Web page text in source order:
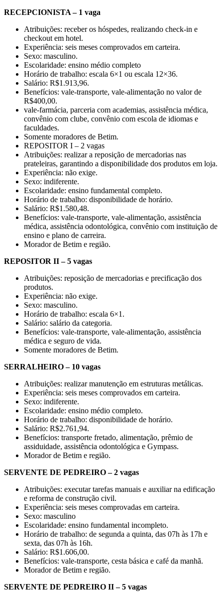
RECEPCIONISTA – 1 vaga
Atribuições: receber os hóspedes, realizando check-in e
checkout em hotel.
Experiência: seis meses comprovados em carteira.
Sexo: masculino.
Escolaridade: ensino médio completo
Horário de trabalho: escala 6×1 ou escala 12×36.
Salário: R$1.913,96.
Benefícios: vale-transporte, vale-alimentação no valor de
R$400,00.
vale-farmácia, parceria com academias, assistência médica,
convênio com clube, convênio com escola de idiomas e
faculdades.
Somente moradores de Betim.
REPOSITOR I – 2 vagas
Atribuições: realizar a reposição de mercadorias nas
prateleiras, garantindo a disponibilidade dos produtos em loja.
Experiência: não exige.
Sexo: indiferente.
Escolaridade: ensino fundamental completo.
Horário de trabalho: disponibilidade de horário.
Salário: R$1.580,48.
Benefícios: vale-transporte, vale-alimentação, assistência
médica, assistência odontológica, convênio com instituição de
ensino e plano de carreira.
Morador de Betim e região.
REPOSITOR II – 5 vagas
Atribuições: reposição de mercadorias e precificação dos
produtos.
Experiência: não exige.
Sexo: masculino.
Horário de trabalho: escala 6×1.
Salário: salário da categoria.
Benefícios: vale-transporte, vale-alimentação, assistência
médica e seguro de vida.
Somente moradores de Betim.
SERRALHEIRO – 10 vagas
Atribuições: realizar manutenção em estruturas metálicas.
Experiência: seis meses comprovados em carteira.
Sexo: indiferente.
Escolaridade: ensino médio completo.
Horário de trabalho: disponibilidade de horário.
Salário: R$2.761,94.
Benefícios: transporte fretado, alimentação, prêmio de
assiduidade, assistência odontológica e Gympass.
Morador de Betim e região.
SERVENTE DE PEDREIRO – 2 vagas
Atribuições: executar tarefas manuais e auxiliar na edificação
e reforma de construção civil.
Experiência: seis meses comprovadas em carteira.
Sexo: masculino
Escolaridade: ensino fundamental incompleto.
Horário de trabalho: de segunda a quinta, das 07h às 17h e
sexta, das 07h às 16h.
Salário: R$1.606,00.
Benefícios: vale-transporte, cesta básica e café da manhã.
Morador de Betim e região.
SERVENTE DE PEDREIRO II – 5 vagas